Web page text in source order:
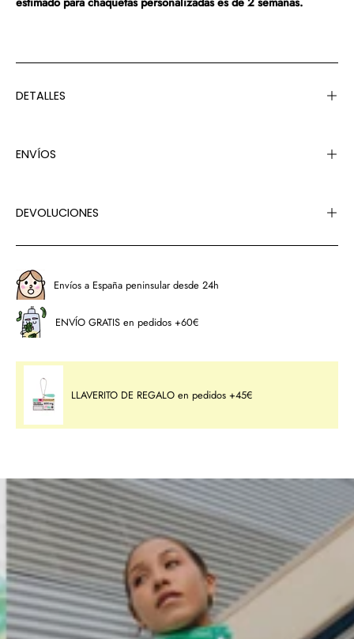
DETALLES
ENVÍOS
DEVOLUCIONES
Envíos a España peninsular desde 24h
ENVÍO GRATIS en pedidos +60€
LLAVERITO DE REGALO en pedidos +45€